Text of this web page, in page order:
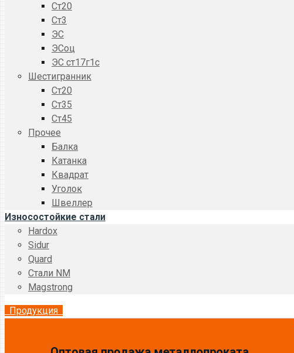
Ст20
Ст3
ЭС
ЭСоц
ЭС ст17г1с
Шестигранник
Ст20
Ст35
Ст45
Прочее
Балка
Катанка
Квадрат
Уголок
Швеллер
Износостойкие стали
Hardox
Sidur
Quard
Стали NM
Magstrong
Продукция